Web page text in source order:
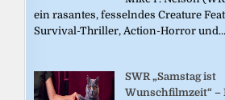
ein rasantes, fesselndes Creature
Survival-Thriller, Action-Horror und...
SWR „Samstag ist
Wunschfilmzeit“ –